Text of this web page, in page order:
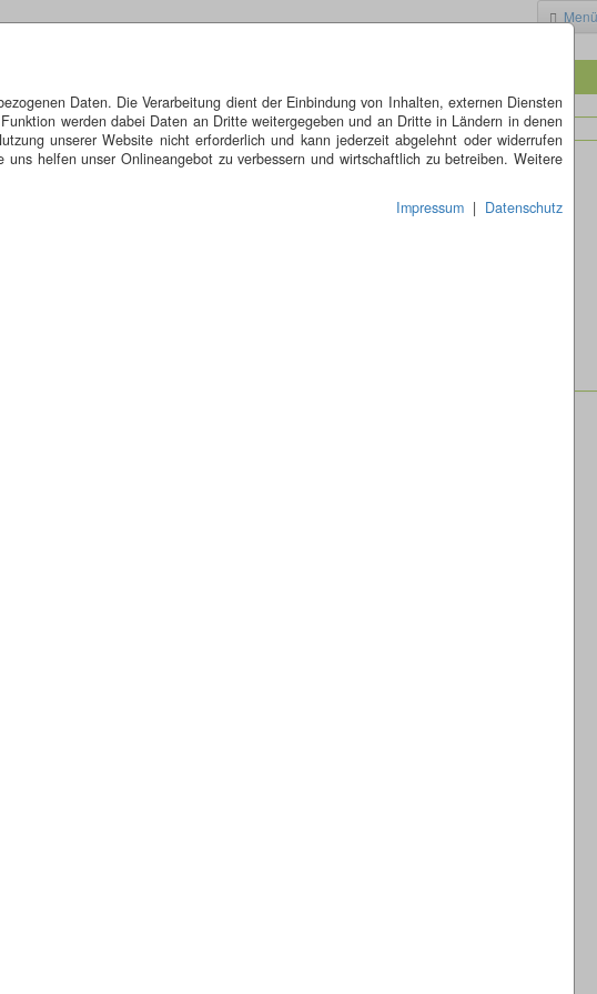
Daten. Die Verarbeitung dient der Einbindung von Inhalten, externen Diensten
werden dabei Daten an Dritte weitergegeben und an Dritte in Ländern in denen
unserer Website nicht erforderlich und kann jederzeit abgelehnt oder widerrufen
helfen unser Onlineangebot zu verbessern und wirtschaftlich zu betreiben. Weitere
Impressum | Datenschutz